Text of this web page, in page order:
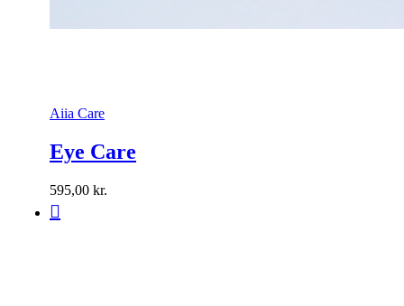
Aiia Care
Eye Care
595,00 kr.